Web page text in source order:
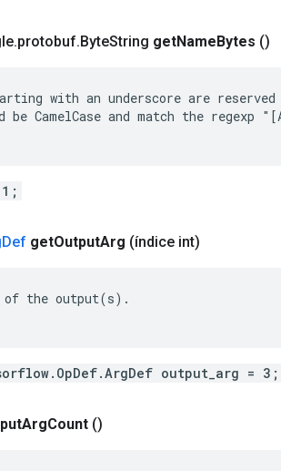
.protobuf.ByteString getNameBytes ()
with an underscore are
be CamelCase and match the regexp
Def getOutputArg (índice int)
of the output(s).
output_arg = 3;
ArgCount ()